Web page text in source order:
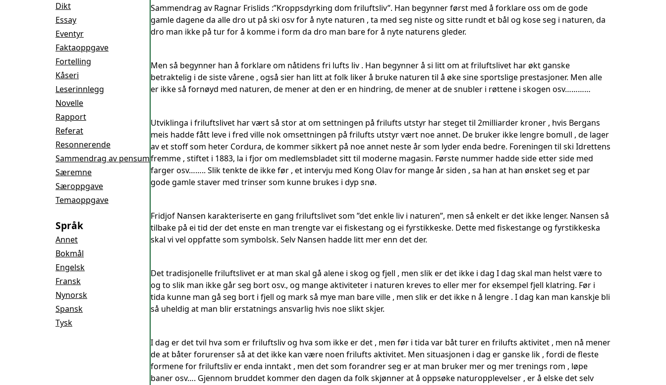
Dikt
Essay
Eventyr
Faktaoppgave
Fortelling
Kåseri
Leserinnlegg
Novelle
Rapport
Referat
Resonnerende
Sammendrag av pensum
Særemne
Særoppgave
Temaoppgave
Språk
Annet
Bokmål
Engelsk
Fransk
Nynorsk
Spansk
Tysk
Sammendrag av Ragnar Frislids :”Kroppsdyrking dom friluftsliv”. Han begynner først med å forklare oss om de gode
gamle dagene da alle dro ut på ski osv for å nyte naturen , ta med seg niste og sitte rundt et bål og kose seg i naturen, da
dro man ikke på tur for å komme i form da dro man bare for å nyte naturens gleder.
Men så begynner han å forklare om nåtidens fri lufts liv . Han begynner å si litt om at friluftslivet har økt ganske
betraktelig i de siste vårene , også sier han litt at folk liker å bruke naturen til å øke sine sportslige prestasjoner. Men alle
er ikke så fornøyd med naturen, de mener at den er en hindring, de mener at de snubler i røttene i skogen osv…………
Utviklinga i friluftslivet har vært så stor at om settningen på frilufts utstyr har steget til 2milliarder kroner , hvis Bergans
meis hadde fått leve i fred ville nok omsettningen på frilufts utstyr vært noe annet. De bruker ikke lengre bomull , de lager
av et stoff som heter Cordura, de kommer sikkert på noe annet neste år som lyder enda bedre. Foreningen til ski Idrettens
fremme , stiftet i 1883, la i fjor om medlemsbladet sitt til moderne magasin. Første nummer hadde side etter side med
farger osv…….. Slik tenkte de ikke før , et intervju med Kong Olav for mange år siden , sa han at han ønsket seg et par
gode gamle staver med trinser som kunne brukes i dyp snø.
Fridjof Nansen karakteriserte en gang friluftslivet som ”det enkle liv i naturen”, men så enkelt er det ikke lenger. Nansen så
tilbake på ei tid der det enste en man trengte var ei fiskestang og ei fyrstikkeske. Dette med fiskestange og fyrstikkeska
skal vi vel oppfatte som symbolsk. Selv Nansen hadde litt mer enn det der.
Det tradisjonelle friluftslivet er at man skal gå alene i skog og fjell , men slik er det ikke i dag I dag skal man helst være to
og to slik man ikke går seg bort osv., og mange aktiviteter i naturen kreves to eller mer for eksempel fjell klatring. Før i
tida kunne man gå seg bort i fjell og mark så mye man bare ville , men slik er det ikke n å lengre . I dag kan man kanskje bli
så uheldig at man blir erstatnings ansvarlig hvis noe slikt skjer.
I dag er det tvil hva som er friluftsliv og hva som ikke er det , men før i tida var båt turer en frilufts aktivitet , men nå mener
de at båter forurenser så at det ikke kan være noen frilufts aktivitet. Men situasjonen i dag er ganske lik , fordi de fleste
formene for friluftsliv er enda inntakt , men det som forandrer seg er at man bruker mer og mer trenings rom , løpe
baner osv…. Gjennom bruddet kommer den dagen da folk skjønner at å oppsøke naturopplevelser , er å elske det selv